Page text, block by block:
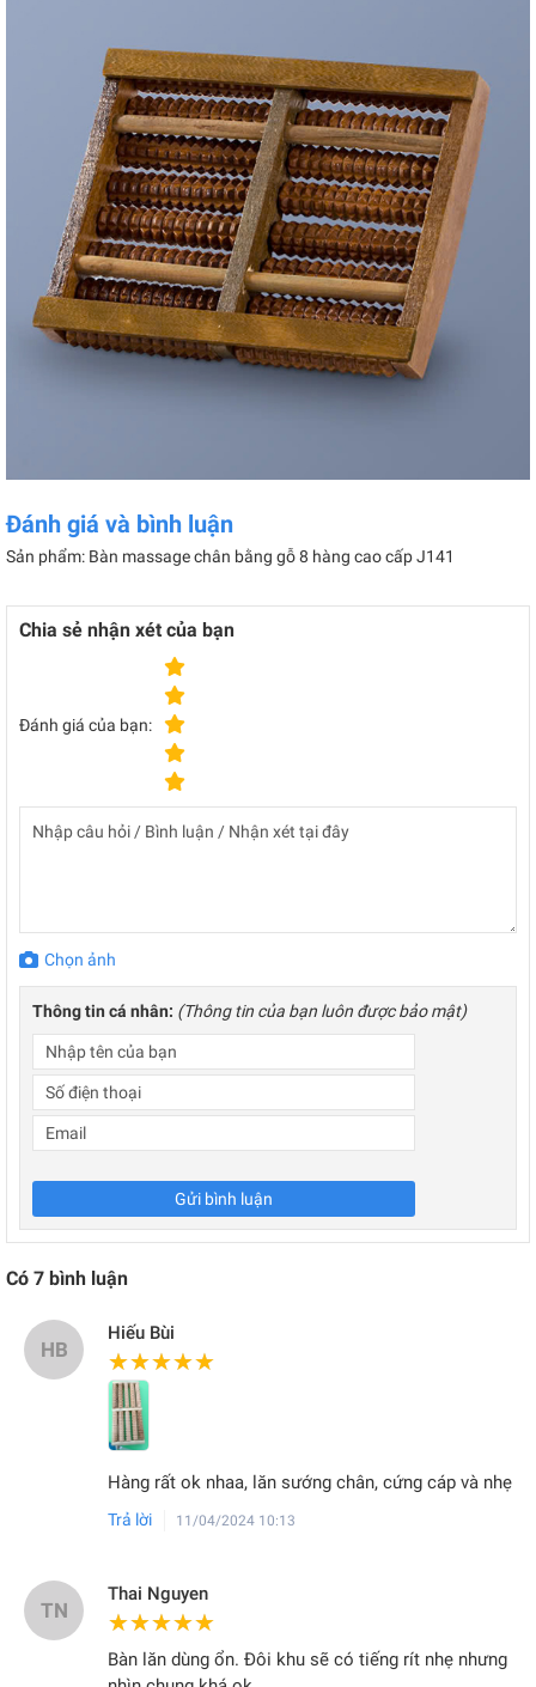
Đánh giá và bình luận
Sản phẩm: Bàn massage chân bằng gỗ 8 hàng cao cấp J141
Chia sẻ nhận xét của bạn
Đánh giá của bạn:
Chọn ảnh
Thông tin cá nhân: (Thông tin của bạn luôn được bảo mật)
Gửi bình luận
Có 7 bình luận
HB
Hiếu Bùi
★★★★★
★★★★★
Hàng rất ok nhaa, lăn sướng chân, cứng cáp và nhẹ
Trả lời 11/04/2024 10:13
TN
Thai Nguyen
★★★★★
★★★★★
Bàn lăn dùng ổn. Đôi khu sẽ có tiếng rít nhẹ nhưng